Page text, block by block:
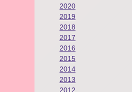
2020
2019
2018
2017
2016
2015
2014
2013
2012